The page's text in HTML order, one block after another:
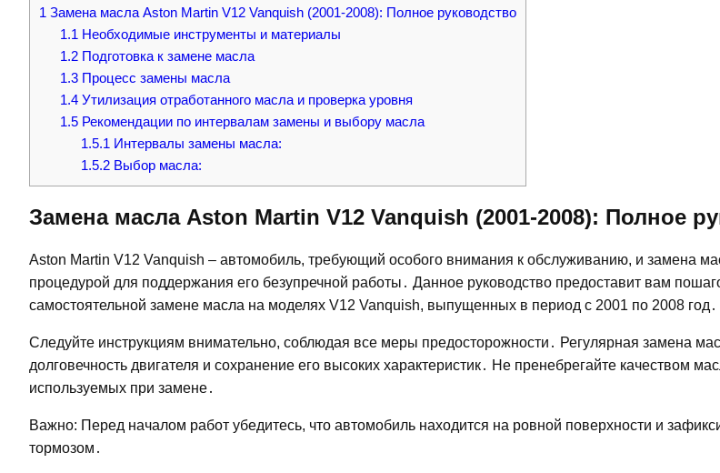
1 Замена масла Aston Martin V12 Vanquish (2001-2008): Полное руководство
1.1 Необходимые инструменты и материалы
1.2Подготовка к замене масла
1.3Процесс замены масла
1.4Утилизация отработанного масла и проверка уровня
1.5Рекомендации по интервалам замены и выбору масла
1.5.1 Интервалы замены масла:
1.5.2Выбор масла:
Замена масла Aston Martin V12 Vanquish (2001-2008): Полное
Aston Martin V12 Vanquish – автомобиль, требующий особого внимания к обслуживанию, и замена
процедурой для поддержания его безупречной работы․ Данное руководство предоставит вам
самостоятельной замене масла на моделях V12 Vanquish, выпущенных в период с 2001 по 2008 год․
Следуйте инструкциям внимательно, соблюдая все меры предосторожности․ Регулярная замена
долговечность двигателя и сохранение его высоких характеристик․ Не пренебрегайте качеством
используемых при замене․
Важно: Перед началом работ убедитесь, что автомобиль находится на ровной поверхности и
тормозом․